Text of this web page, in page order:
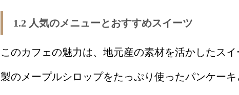
1.2 人気のメニューとおすすめスイーツ
このカフェの魅力は、地元産の素材を活かしたス
製のメープルシロップをたっぷり使ったパンケー